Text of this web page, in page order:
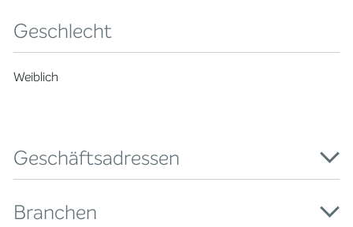
Geschlecht
Weiblich
Geschäftsadressen
Branchen